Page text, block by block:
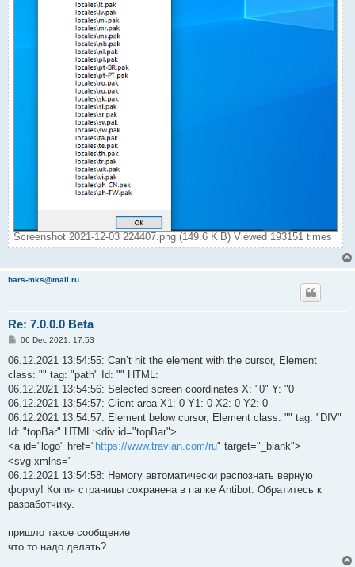
Screenshot 2021-12-03 224407.png (149.6 KiB) Viewed 193151 times
bars-mks@mail.ru
Re: 7.0.0.0 Beta
P
s
06 Dec 2021, 17:53
06.12.2021 13:54:55: Can’t hit the element with the cursor, Element
class: "" tag: "path" Id: "" HTML:
06.12.2021 13:54:56: Selected screen coordinates X: "0" Y: "0
06.12.2021 13:54:57: Client area X1: 0 Y1: 0 X2: 0 Y2: 0
06.12.2021 13:54:57: Element below cursor, Element class: "" tag: "DIV"
Id: "topBar" HTML:<div id="topBar">
<a id="logo" href=" https://www.travian.com/ru" target="_blank">
<svg xmlns="
06.12.2021 13:54:58: Немогу автоматически распознать верную
форму! Копия страницы сохранена в папке Antibot. Обратитесь к
разработчику.
пришло такое сообщение
что то надо делать?